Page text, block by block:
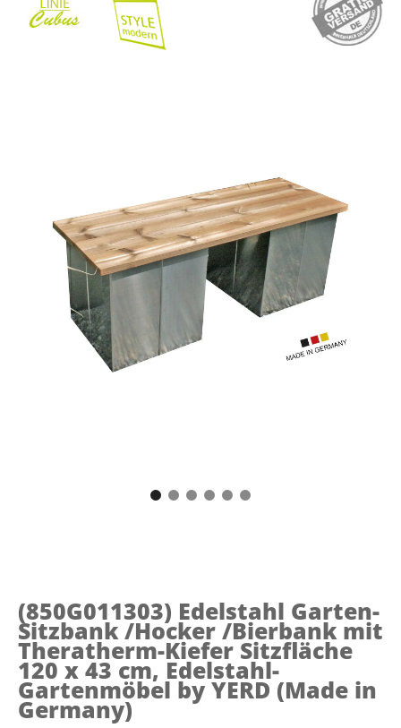
(850G011303) Edelstahl Garten-
Sitzbank /Hocker /Bierbank mit
Theratherm-Kiefer Sitzfläche
120 x 43 cm, Edelstahl-
Gartenmöbel by YERD (Made in
Germany)